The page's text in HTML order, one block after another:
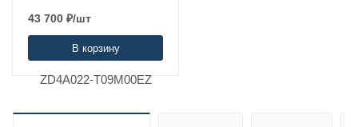
43 700 ₽/шт
В корзину